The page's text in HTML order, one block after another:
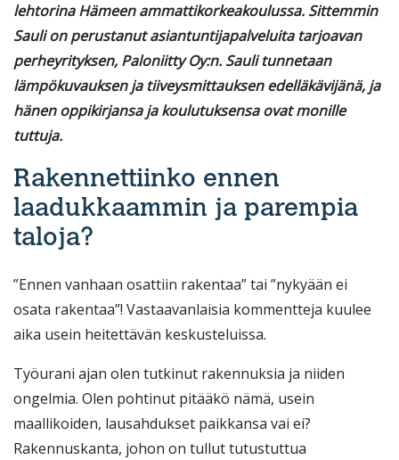
lehtorina Hämeen ammattikorkeakoulussa. Sittemmin
Sauli on perustanut asiantuntijapalveluita tarjoavan
perheyrityksen, Paloniitty Oy:n. Sauli tunnetaan
lämpökuvauksen ja tiiveysmittauksen edelläkävijänä, ja
hänen oppikirjansa ja koulutuksensa ovat monille
tuttuja.
Rakennettiinko ennen
laadukkaammin ja parempia
taloja?
”Ennen vanhaan osattiin rakentaa” tai ”nykyään ei
osata rakentaa”! Vastaavanlaisia kommentteja kuulee
aika usein heitettävän keskusteluissa.
Työurani ajan olen tutkinut rakennuksia ja niiden
ongelmia. Olen pohtinut pitääkö nämä, usein
maallikoiden, lausahdukset paikkansa vai ei?
Rakennuskanta, johon on tullut tutustuttua